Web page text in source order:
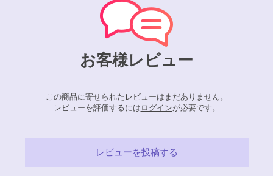
お客様レビュー
この商品に寄せられたレビューはまだありません。
レビューを評価するには ログインが必要です。
レビューを投稿する